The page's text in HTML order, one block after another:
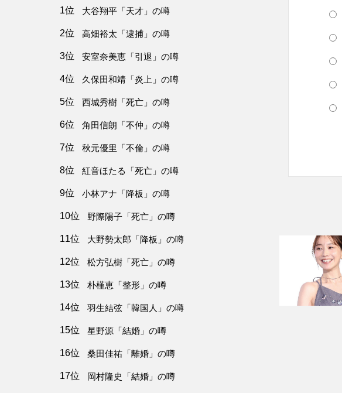
1位 大谷翔平「天才」の噂
2位 高畑裕太「逮捕」の噂
3位 安室奈美恵「引退」の噂
4位 久保田和靖「炎上」の噂
5位 西城秀樹「死亡」の噂
6位 角田信朗「不仲」の噂
7位 秋元優里「不倫」の噂
8位 紅音ほたる「死亡」の噂
9位 小林アナ「降板」の噂
10位 野際陽子「死亡」の噂
11位 大野勢太郎「降板」の噂
12位 松方弘樹「死亡」の噂
13位 朴槿恵「整形」の噂
14位 羽生結弦「韓国人」の噂
15位 星野源「結婚」の噂
16位 桑田佳祐「離婚」の噂
17位 岡村隆史「結婚」の噂